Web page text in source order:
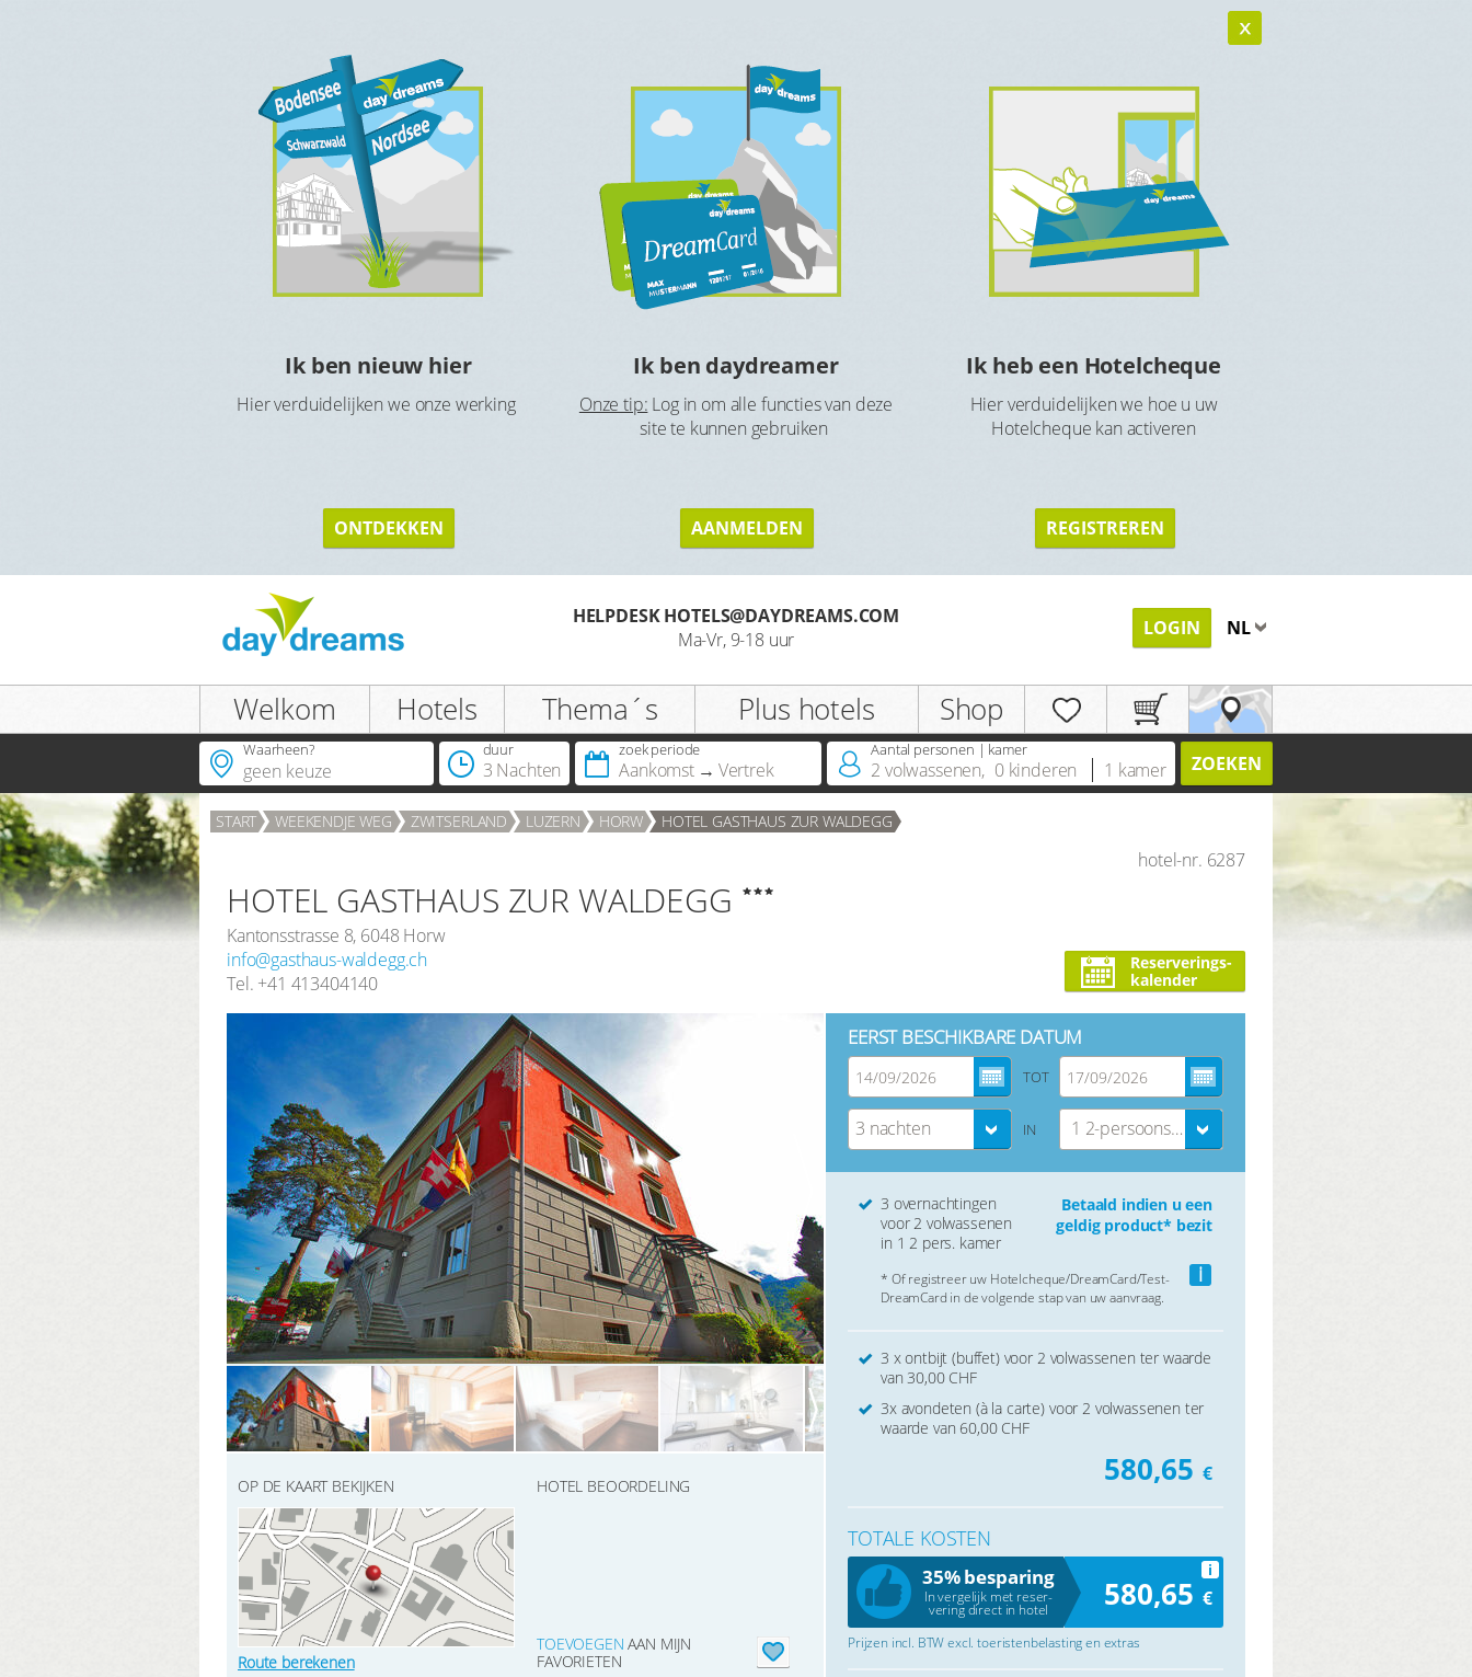
Ik ben nieuw hier
Hier verduidelijken we onze werking
ONTDEKKEN
Ik ben daydreamer
Onze tip: Log in om alle functies van deze
site te kunnen gebruiken
AANMELDEN
Ik heb een Hotelcheque
Hier verduidelijken we hoe u uw
Hotelcheque kan activeren
REGISTREREN
HELPDESK HOTELS@DAYDREAMS.COM
Ma-Vr, 9-18 uur
LOGIN NL
Welkom Hotels Thema´s Plus hotels Shop
Waarheen? duur
3 Nachten
zoek periode
Aankomst Vertrek
Aantal personen | kamer
2 volwassenen, 0 kinderen 1 kamer ZOEKEN
START WEEKENDJE WEG ZWITSERLAND LUZERN HORW HOTEL GASTHAUS ZUR WALDEGG
hotel-nr. 6287
HOTEL GASTHAUS ZUR WALDEGG
Kantonsstrasse 8, 6048 Horw
info@gasthaus-waldegg.ch
Tel. +41 413404140
Reserverings-
kalender
OP DE KAART BEKIJKEN
Route berekenen
HOTEL BEOORDELING
TOEVOEGEN AAN MIJN
FAVORIETEN
EERST BESCHIKBARE DATUM
TOT
3 nachten IN 1 2-persoons kamer
3 overnachtingen
voor 2 volwassenen
in 1 2 pers. kamer
Betaald indien u een
geldig product* bezit
i
* Of registreer uw Hotelcheque/DreamCard/Test-
DreamCard in de volgende stap van uw aanvraag.
3 x ontbijt (buffet) voor 2 volwassenen ter waarde
van 30,00 CHF
3x avondeten (à la carte) voor 2 volwassenen ter
waarde van 60,00 CHF
580,65 €
TOTALE KOSTEN
35% besparing
In vergelijk met reser-
vering direct in hotel
i
580,65 €
Prijzen incl. BTW excl. toeristenbelasting en extras